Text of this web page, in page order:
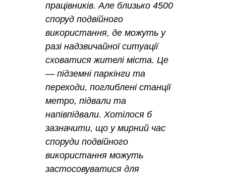
працівників. Але близько 4500
споруд подвійного
використання, де можуть у
разі надзвичайної ситуації
сховатися жителі міста. Це
— підземні паркінги та
переходи, поглиблені станції
метро, ​​підвали та
напівпідвали. Хотілося б
зазначити, що у мирний час
споруди подвійного
використання можуть
застосовуватися для